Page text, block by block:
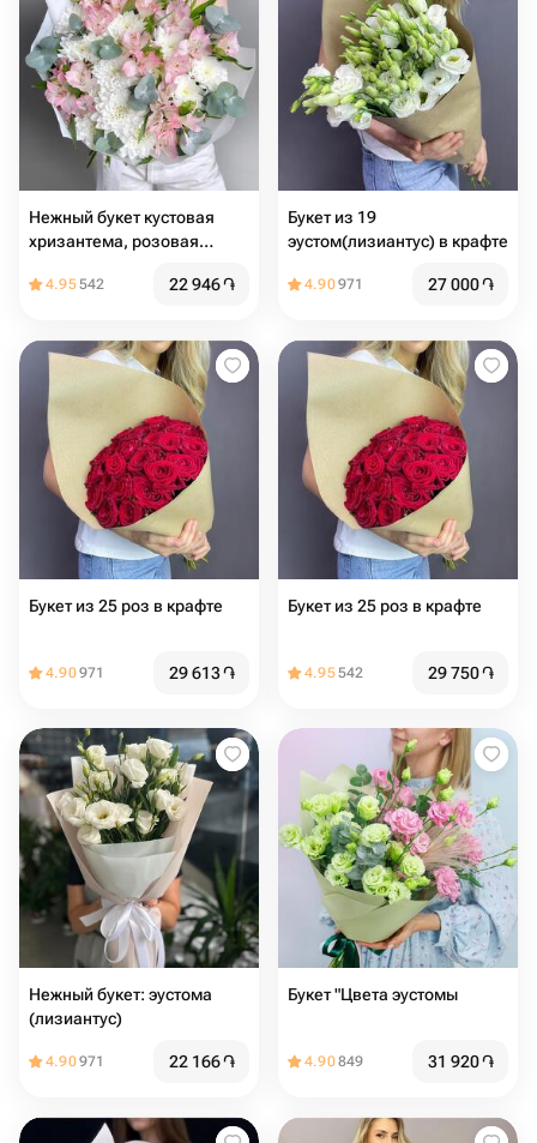
Нежный букет кустовая
хризантема, розовая
4.95542 22 946֏
Букет из 19
эустом(лизиантус) в крафте
4.90971 27 000֏
Букет из 25 роз в крафте
4.90971 29 613֏
Букет из 25 роз в крафте
4.95542 29 750֏
Нежный букет: эустома
(лизиантус)
4.90971 22 166֏
Букет "Цвета эустомы
4.90849 31 920֏